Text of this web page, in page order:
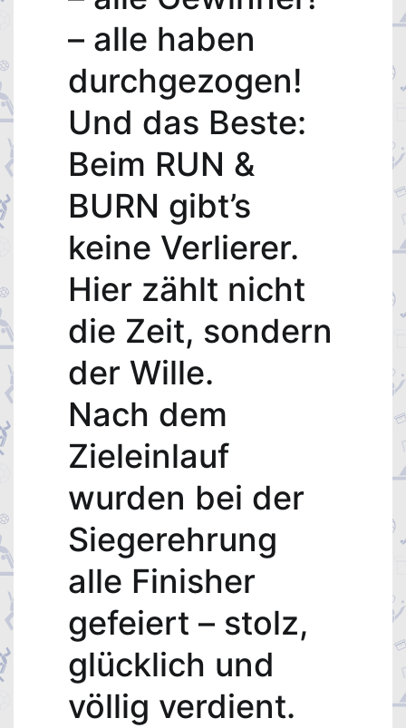
– alle haben
durchgezogen!
Und das Beste:
Beim RUN &
BURN gibt’s
keine Verlierer.
Hier zählt nicht
die Zeit, sondern
der Wille.
Nach dem
Zieleinlauf
wurden bei der
Siegerehrung
alle Finisher
gefeiert – stolz,
glücklich und
völlig verdient.